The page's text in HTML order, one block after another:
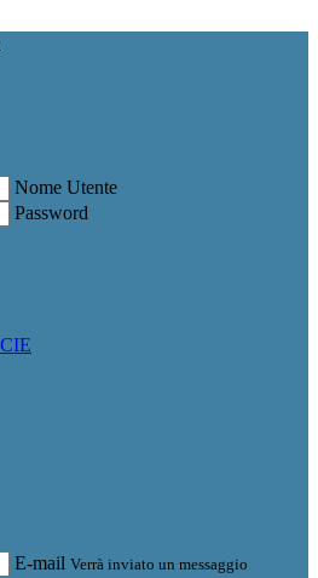
Nome Utente
Password
E-mail Verrà inviato un messaggio